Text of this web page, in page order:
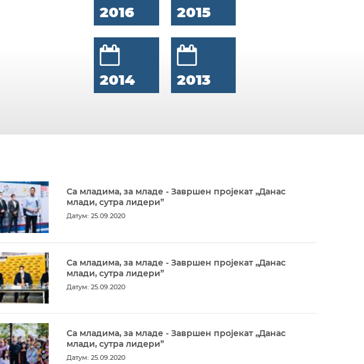
2016 2015
2014 2013
Са младима, за младе - Завршен пројекат „Данас
млади, сутра лидери”
Датум: 25.09.2020
Са младима, за младе - Завршен пројекат „Данас
млади, сутра лидери”
Датум: 25.09.2020
Са младима, за младе - Завршен пројекат „Данас
млади, сутра лидери”
Датум: 25.09.2020